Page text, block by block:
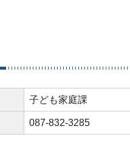
子ども家庭課
087-832-3285